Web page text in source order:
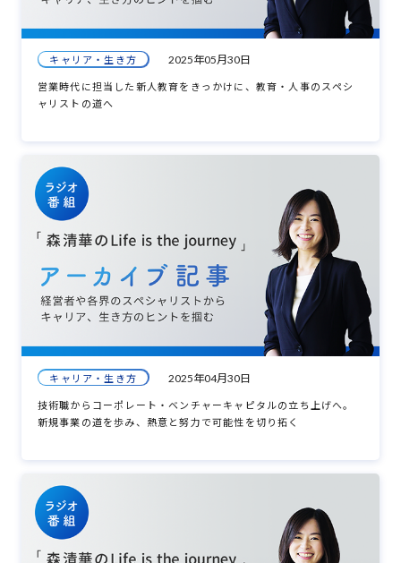
キャリア・生き方 2025年05月30日
営業時代に担当した新人教育をきっかけに、教育・人事のスペシ
ャリストの道へ
キャリア・生き方 2025年04月30日
技術職からコーポレート・ベンチャーキャピタルの立ち上げへ。
新規事業の道を歩み、熱意と努力で可能性を切り拓く